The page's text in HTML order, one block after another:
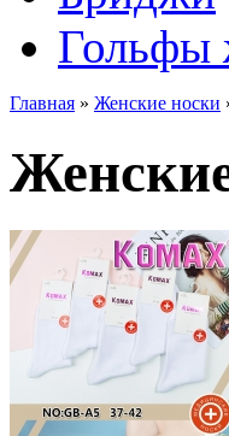
Гольфы
Главная » Женские носки